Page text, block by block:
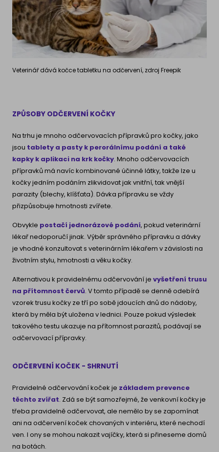
Veterinář dává kočce tabletku na odčervení, zdroj Freepik
ZPŮSOBY ODČERVENÍ KOČKY
Na trhu je mnoho odčervovacích přípravků pro kočky, jako
jsou tablety a pasty k perorálnímu podání a také
kapky k aplikaci na krk kočky. Mnoho odčervovacích
přípravků má navíc kombinované účinné látky, takže lze u
kočky jedním podáním zlikvidovat jak vnitřní, tak vnější
parazity (blechy, klíšťata). Dávka přípravku se vždy
přizpůsobuje hmotnosti zvířete.
Obvykle postačí jednorázové podání, pokud veterinární
lékař nedoporučí jinak. Výběr správného přípravku a dávky
je vhodné konzultovat s veterinárním lékařem v závislosti na
životním stylu, hmotnosti a věku kočky.
Alternativou k pravidelnému odčervování je vyšetření trusu
na přítomnost červů. V tomto případě se denně odebírá
vzorek trusu kočky ze tří po sobě jdoucích dnů do nádoby,
která by měla být uložena v lednici. Pouze pokud výsledek
takového testu ukazuje na přítomnost parazitů, podávají se
odčervovací přípravky.
ODČERVENÍ KOČEK - SHRNUTÍ
Pravidelné odčervování koček je základem prevence
těchto zvířat. Zdá se být samozřejmé, že venkovní kočky je
třeba pravidelně odčervovat, ale nemělo by se zapomínat
ani na odčervení koček chovaných v interiéru, které nechodí
ven. I ony se mohou nakazit vajíčky, která si přineseme domů
na botách.